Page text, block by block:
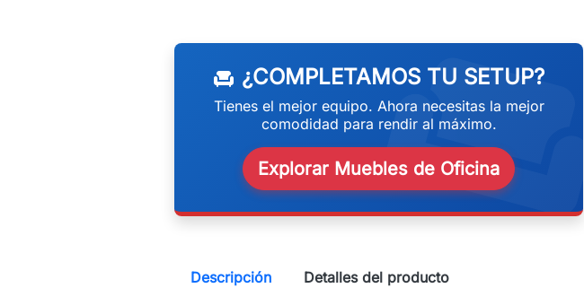
weekend
chair ¿COMPLETAMOS TU SETUP?
Tienes el mejor equipo. Ahora necesitas la mejor
comodidad para rendir al máximo.
Explorar Muebles de Oficina
Descripción
Detalles del producto